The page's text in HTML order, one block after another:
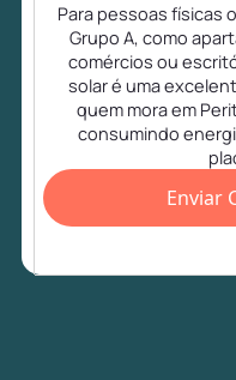
Para pessoas físicas
Grupo A, como
comércios ou
solar é uma
quem mora em
consumindo
Enviar